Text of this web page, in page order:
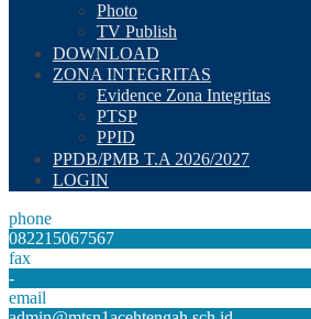
Photo
TV Publish
DOWNLOAD
ZONA INTEGRITAS
Evidence Zona Integritas
PTSP
PPID
PPDB/PMB T.A 2026/2027
LOGIN
phone
082215067567
fax
-
email